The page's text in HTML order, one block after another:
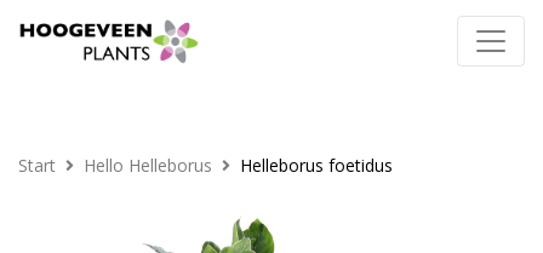
Start Hello Helleborus Helleborus foetidus